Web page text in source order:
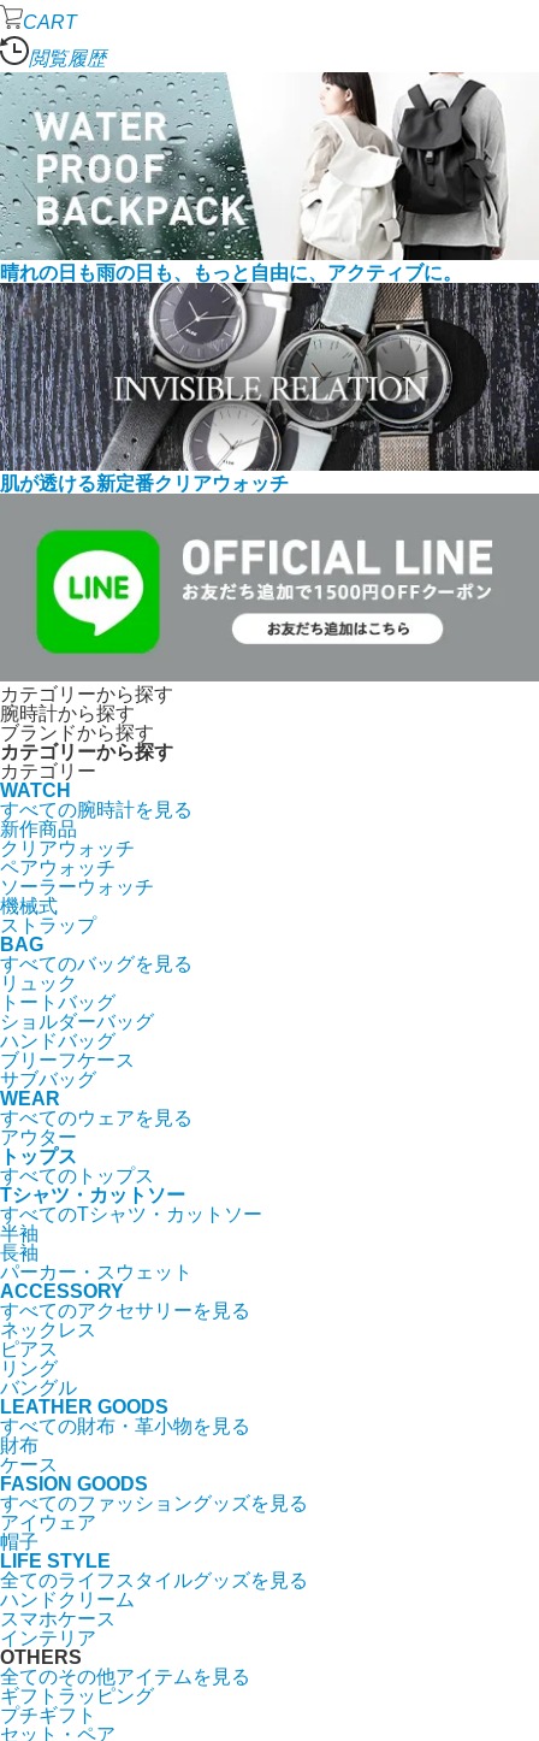
CART
閲覧履歴
晴れの日も雨の日も、もっと自由に、アクティブに。
肌が透ける新定番クリアウォッチ
カテゴリーから探す
腕時計から探す
ブランドから探す
カテゴリーから探す
カテゴリー
WATCH
すべての腕時計を見る
新作商品
クリアウォッチ
ペアウォッチ
ソーラーウォッチ
機械式
ストラップ
BAG
すべてのバッグを見る
リュック
トートバッグ
ショルダーバッグ
ハンドバッグ
ブリーフケース
サブバッグ
WEAR
すべてのウェアを見る
アウター
トップス
すべてのトップス
Tシャツ・カットソー
すべてのTシャツ・カットソー
半袖
長袖
パーカー・スウェット
ACCESSORY
すべてのアクセサリーを見る
ネックレス
ピアス
リング
バングル
LEATHER GOODS
すべての財布・革小物を見る
財布
ケース
FASION GOODS
すべてのファッショングッズを見る
アイウェア
帽子
LIFE STYLE
全てのライフスタイルグッズを見る
ハンドクリーム
スマホケース
インテリア
OTHERS
全てのその他アイテムを見る
ギフトラッピング
プチギフト
セット・ペア